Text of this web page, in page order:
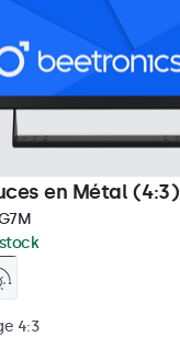
en Métal (4:3)
4:3